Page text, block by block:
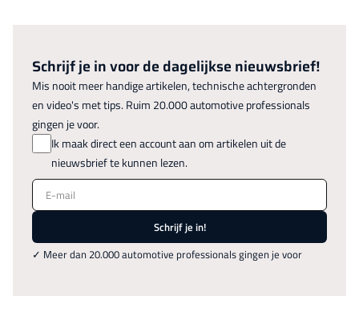
Schrijf je in voor de dagelijkse nieuwsbrief!
Mis nooit meer handige artikelen, technische achtergronden
en video's met tips. Ruim 20.000 automotive professionals
gingen je voor.
Ik maak direct een account aan om artikelen uit de
nieuwsbrief te kunnen lezen.
E-mail
Schrijf je in!
✓ Meer dan 20.000 automotive professionals gingen je voor